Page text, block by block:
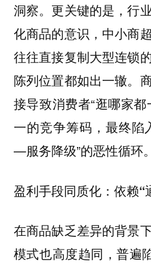
洞察。更关键的是，行
化商品的意识，中小商
往往直接复制大型连锁
陈列位置都如出一辙。
接导致消费者“逛哪家
一的竞争筹码，最终
—服务降级”的恶性循环。
盈利手段同质化：依赖“
在商品缺乏差异的背景
模式也高度趋同，普遍